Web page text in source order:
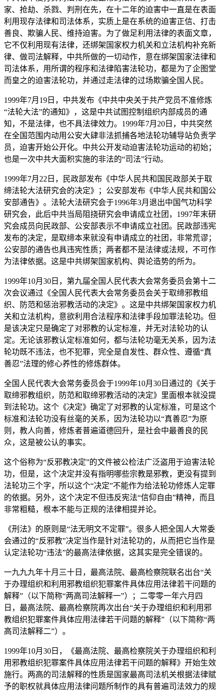
家、抢劫、杀戮、判刑在先，在十二年的迫害中一直是在表面
利用现存法律和司法体系，实质上是在系统的迫害正信、打击
善良、欺骗人民、维持迫害。为了做足利用法律的表面文章，
它不仅利用现有法律，还绑架国家权力机关和立法机构补充新
律、做司法解释，中共所做的一切动作，意在绑架国家法律和
司法体系，用所谓的程序和法律陷害法轮功，都是为了企图堂
而皇之的迫害法轮功，并通过走法律的过场欺骗全国人民。
1999年7月19日，中共发布《中共中央关于共产党员不准修炼
“法轮大法”的通知》，这是中共试图控制组织内部成员的通
知，不是法律，也不具法律效力。1999年7月20日，中共突然
在全国范围内动用公安大肆非法抓捕各地法轮功辅导站负责学
员，迫害开始公开化。中共公开发动迫害法轮功运动的初始；
也是一次中共大面积实施的非法的“司法”行动。
1999年7月22日，民政部发布《中华人民共和国民政部关于取
缔法轮大法研究会的决定》；公安部发布《中华人民共和国公
安部通告》。法轮大法研究会于1996年3月退出中国气功科学
研究会，此后中共当局阻挠研究会申请成立社团，1997年末研
究会成员向民政部、公安部表示不申请成立社团。民政部违宪
发布的决定，是取缔本来就没有申请成立的社团，非常荒谬；
公安部的通告也具违宪性质；两者都不是法律或法规，不可作
为法律依据。这是中共绑架国家机构、舆论造势的所为。
1999年10月30日，第九届全国人民代表大会常务委员会第十二
次会议通过《全国人民代表大会常务委员会关于取缔邪教组
织、防范和惩治邪教活动的决定》。这是中共绑架国家权力机
关和立法机构，意欲利用合法程序和法律手段加罪法轮功。但
是该决定只是确定了对邪教的认定标准，并无对法轮功的认
定。无论该邪教认定标准如何，都与法轮功毫无关系，因为法
轮功既不违法，也不犯罪，完全是自发性、群众性、遵循“真
善忍”法理的修心养性的修炼群体。
全国人民代表大会常务委员会于1999年10月30日通过的《关于
取缔邪教组织，防范和取缔邪教活动的决定》里面根本就没提
到法轮功。这个《决定》确定了对邪教的认定标准，可是这个
标准和法轮功没有丝毫的关系，因为法轮功以“真善忍”为原
则，教人向善，修炼者普遍道德回升，是社会中最善良的民
众，这是被公认的事实。
这个俗称为“反邪教决定”的文件被公检法广泛盗用于迫害法轮
功，但是，这个决定并没有指明哪些宗教是邪教，更没有提到
法轮功三个字，所以这个“决定”不能作为给法轮功修炼人定罪
的依据。另外，这个决定不但违反宪法“信仰自由”精神，而且
非常粗糙，根本不能与正规的法律相提并论。
《刑法》的原则是“法无明文不定罪”。很多人把全国人大常委
会通过的“反邪教”决定当作是针对法轮功的，从而把它当作是
认定法轮功“违法”的最高法律依据，这其实是完全错误的。
一九九九年十月三十日，最高法院、最高检察院联名出台“关
于办理组织和利用邪教组织犯罪案件具体应用法律若干问题的
解释”（以下简称“两高司法解释一”）；二零零一年六月四
日，最高法院、最高检察院再次出台“关于办理组织和利用邪
教组织犯罪案件具体应用法律若干问题的解释”（以下简称“两
高司法解释二”）。
1999年10月30日，《最高法院、最高检察院关于办理组织和利
用邪教组织犯罪案件具体应用法律若干问题的解释》开始生效
施行。两高的司法解释的性质是国家最高司法机关根据法律赋
予的职权就具体应用法律问题所制作的具有普遍司法效力的规